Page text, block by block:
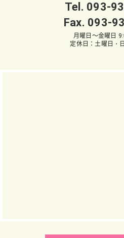
Tel. 093-
Fax. 093-
月曜日～金曜日
定休日：土曜日・